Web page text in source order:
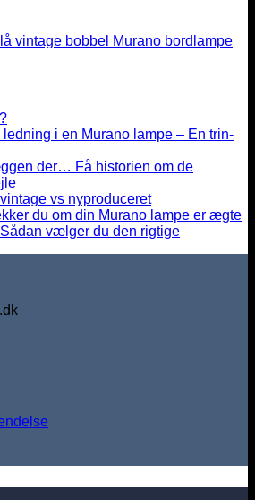
vintage bobbel Murano bordlampe
i en Murano lampe – En trin-
der… Få historien om de
vs nyproduceret
du om din Murano lampe er ægte
vælger du den rigtige